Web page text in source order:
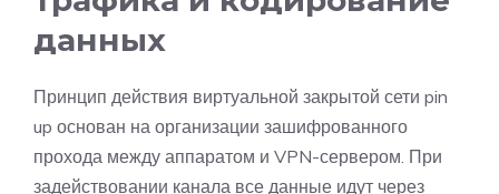
данных
Принцип действия виртуальной закрытой сети pin
up основан на организации зашифрованного
прохода между аппаратом и VPN-сервером. При
задействовании канала все данные идут через